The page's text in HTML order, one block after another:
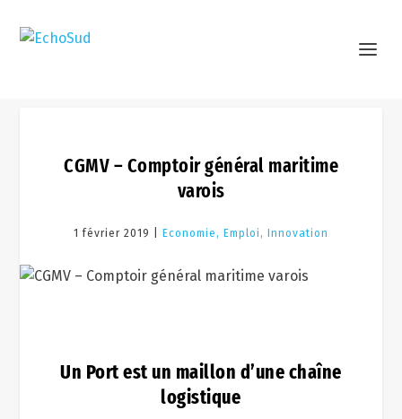
CGMV – Comptoir général maritime
varois
1 février 2019 | Economie, Emploi, Innovation
Un Port est un maillon d’une chaîne
logistique